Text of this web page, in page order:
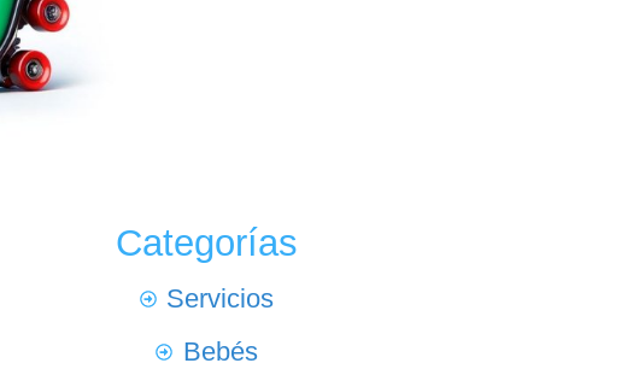
Categorías
Servicios
Bebés